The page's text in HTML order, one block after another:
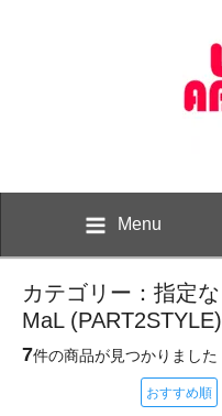
Menu
カテゴリー：指定
MaL (PART2STYLE)
7件の商品が見つかりました
おすすめ順